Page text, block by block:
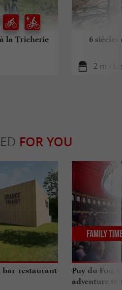
la Tricherie 6 siècles
2 m -
FOR YOU
bar-restaurant
Puy du Fou,
adventure to
Family